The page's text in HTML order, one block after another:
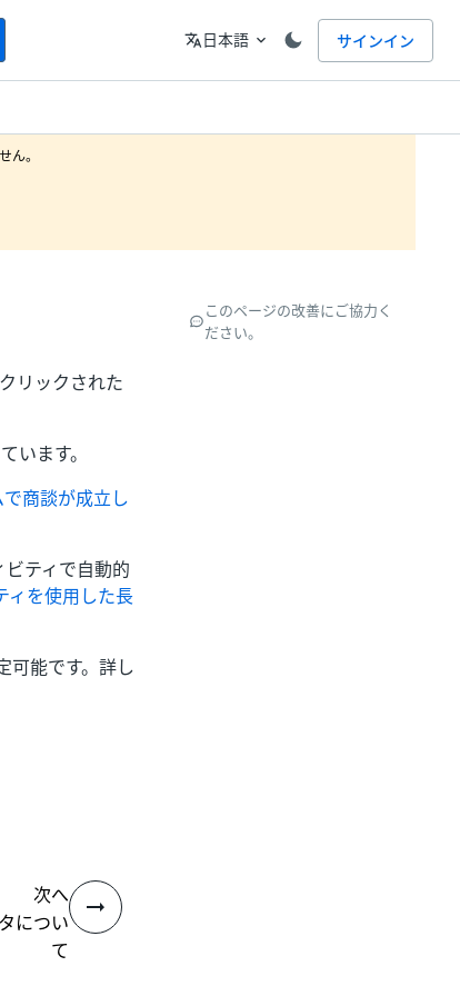
言語
translate日本語 expand_more サインイン
ん。
リックされた
います。
商談が成立し
ビティで自動的
ィを使用した長
可能です。詳し
このページの改善にご協力く
ださい。
次へ
につい
て